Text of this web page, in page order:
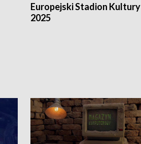
Europejski Stadion Kultury
2025